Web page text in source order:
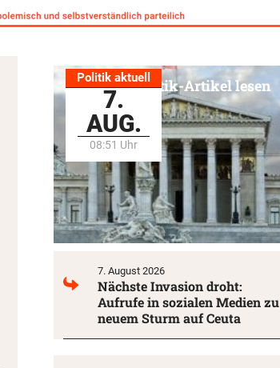
Politik aktuell
7.
AUG.
08:51 Uhr
Alle Politik-Artikel lesen
7. August 2026
Nächste Invasion droht:
Aufrufe in sozialen Medien zu
neuem Sturm auf Ceuta